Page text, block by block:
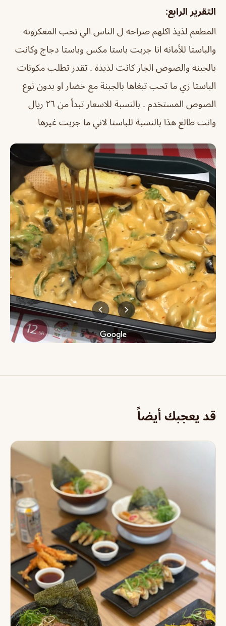
التقرير الرابع:
المطعم لذيذ اكلهم صراحه ل الناس الي تحب المعكرونه
والباستا للأمانه انا جربت باستا مكس وباستا دجاج وكانت
بالجبنه والصوص الجار كانت لذيذة . تقدر تطلب مكونات
الباستا زي ما تحب تبغاها بالجبنة مع خضار او بدون نوع
الصوص المستخدم . بالنسبة للاسعار تبدأ من ٢٦ ريال
وانت طالع هذا بالنسبة للباستا لاني ما جربت غيرها
قد يعجبك أيضاً